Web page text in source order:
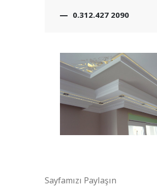
0.312.427 2090
Sayfamızı Paylaşın